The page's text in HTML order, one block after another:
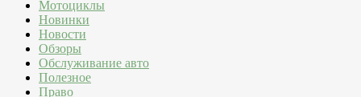
Мотоциклы
Новинки
Новости
Обзоры
Обслуживание авто
Полезное
Право